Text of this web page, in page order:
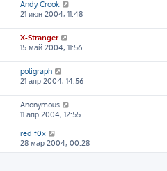
Andy Crook
21 июн 2004, 11:48
X-Stranger
15 май 2004, 11:56
poligraph
21 апр 2004, 14:56
Anonymous
11 апр 2004, 12:55
red f0x
28 мар 2004, 00:28